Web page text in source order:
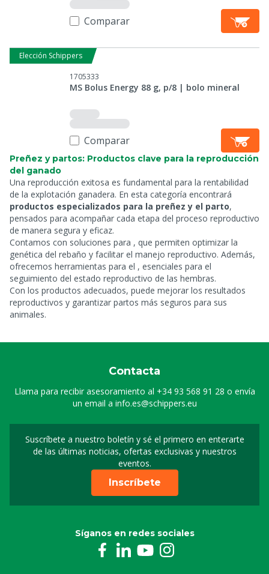
Comparar
Elección Schippers
1705333
MS Bolus Energy 88 g, p/8 | bolo mineral
Comparar
Preñez y partos: Productos clave para la reproducción
del ganado
Una reproducción exitosa es fundamental para la rentabilidad
de la explotación ganadera. En esta categoría encontrará
productos especializados para la preñez y el parto,
pensados para acompañar cada etapa del proceso reproductivo
de manera segura y eficaz.
Contamos con soluciones para , que permiten optimizar la
genética del rebaño y facilitar el manejo reproductivo. Además,
ofrecemos herramientas para el , esenciales para el
seguimiento del estado reproductivo de las hembras.
Con los productos adecuados, puede mejorar los resultados
reproductivos y garantizar partos más seguros para sus
animales.
Contacta
Llama para recibir asesoramiento al +34 93 568 91 28 o envía
un email a info.es@schippers.eu
Suscríbete a nuestro boletín y sé el primero en enterarte
de las últimas noticias, ofertas exclusivas y nuestros
eventos.
Suscripción a nuestro
Inscríbete
Síganos en redes sociales